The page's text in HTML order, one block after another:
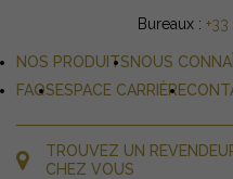
Bureaux :
NOS PRODUITSNOUS
FAQSESPACE CARRIÈRE
TROUVEZ UN
CHEZ VOUS